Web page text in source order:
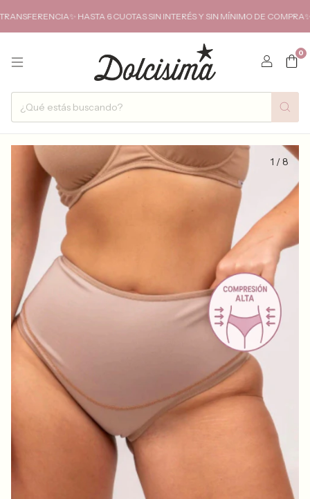
HASTA 6 CUOTAS SIN INTERÉS Y SIN MÍNIMO DE
0
1 /8